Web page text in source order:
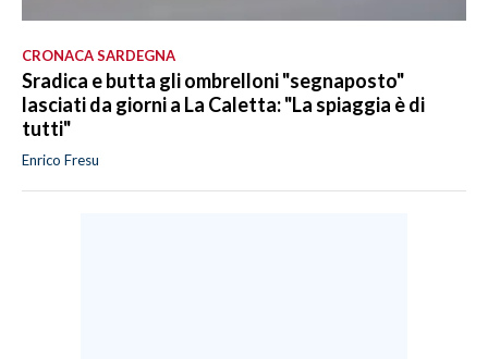
CRONACA SARDEGNA
Sradica e butta gli ombrelloni "segnaposto"
lasciati da giorni a La Caletta: "La spiaggia è di
tutti"
Enrico Fresu